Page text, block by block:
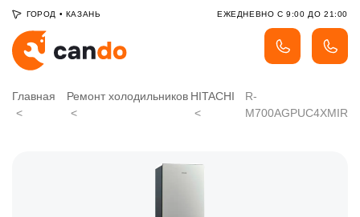
ГОРОД • КАЗАНЬ ЕЖЕДНЕВНО С 9:00 ДО 21:00
Главная Ремонт холодильников HITACHI
R-
M700AGPUC4XMIR